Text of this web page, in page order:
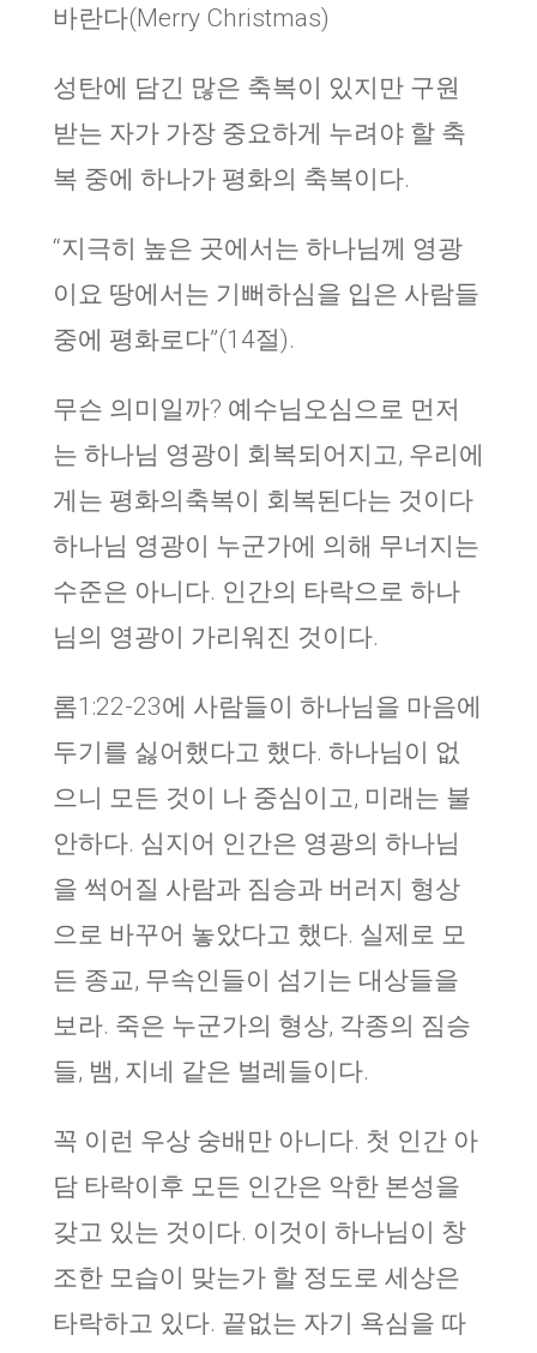
바란다(Merry Christmas)
성탄에 담긴 많은 축복이 있지만 구원
받는 자가 가장 중요하게 누려야 할 축
복 중에 하나가 평화의 축복이다.
“지극히 높은 곳에서는 하나님께 영광
이요 땅에서는 기뻐하심을 입은 사람들
중에 평화로다”(14절).
무슨 의미일까? 예수님오심으로 먼저
는 하나님 영광이 회복되어지고, 우리에
게는 평화의축복이 회복된다는 것이다
하나님 영광이 누군가에 의해 무너지는
수준은 아니다. 인간의 타락으로 하나
님의 영광이 가리워진 것이다.
롬1:22-23에 사람들이 하나님을 마음에
두기를 싫어했다고 했다. 하나님이 없
으니 모든 것이 나 중심이고, 미래는 불
안하다. 심지어 인간은 영광의 하나님
을 썩어질 사람과 짐승과 버러지 형상
으로 바꾸어 놓았다고 했다. 실제로 모
든 종교, 무속인들이 섬기는 대상들을
보라. 죽은 누군가의 형상, 각종의 짐승
들, 뱀, 지네 같은 벌레들이다.
꼭 이런 우상 숭배만 아니다. 첫 인간 아
담 타락이후 모든 인간은 악한 본성을
갖고 있는 것이다. 이것이 하나님이 창
조한 모습이 맞는가 할 정도로 세상은
타락하고 있다. 끝없는 자기 욕심을 따